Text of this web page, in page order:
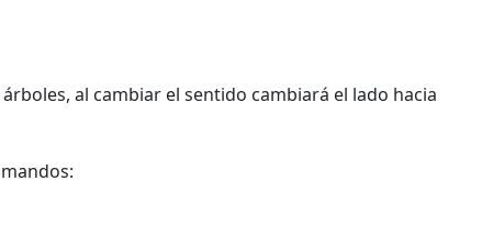
al cambiar el sentido cambiará el lado hacia